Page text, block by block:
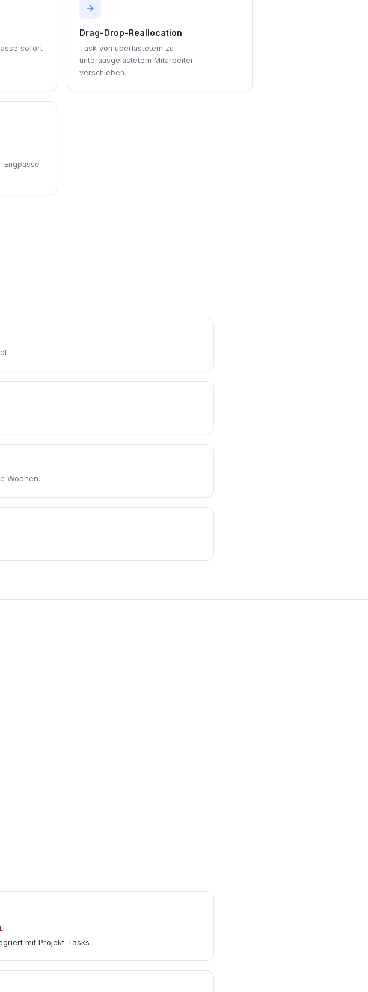
sofort
Drag-Drop-Reallocation
Task von überlastetem zu
unterausgelastetem Mitarbeiter
verschieben.
Engpässe
Wochen.
mit Projekt-Tasks